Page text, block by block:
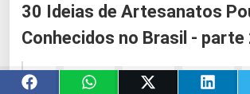
30 Ideias de Artesanatos
Conhecidos no Brasil - parte